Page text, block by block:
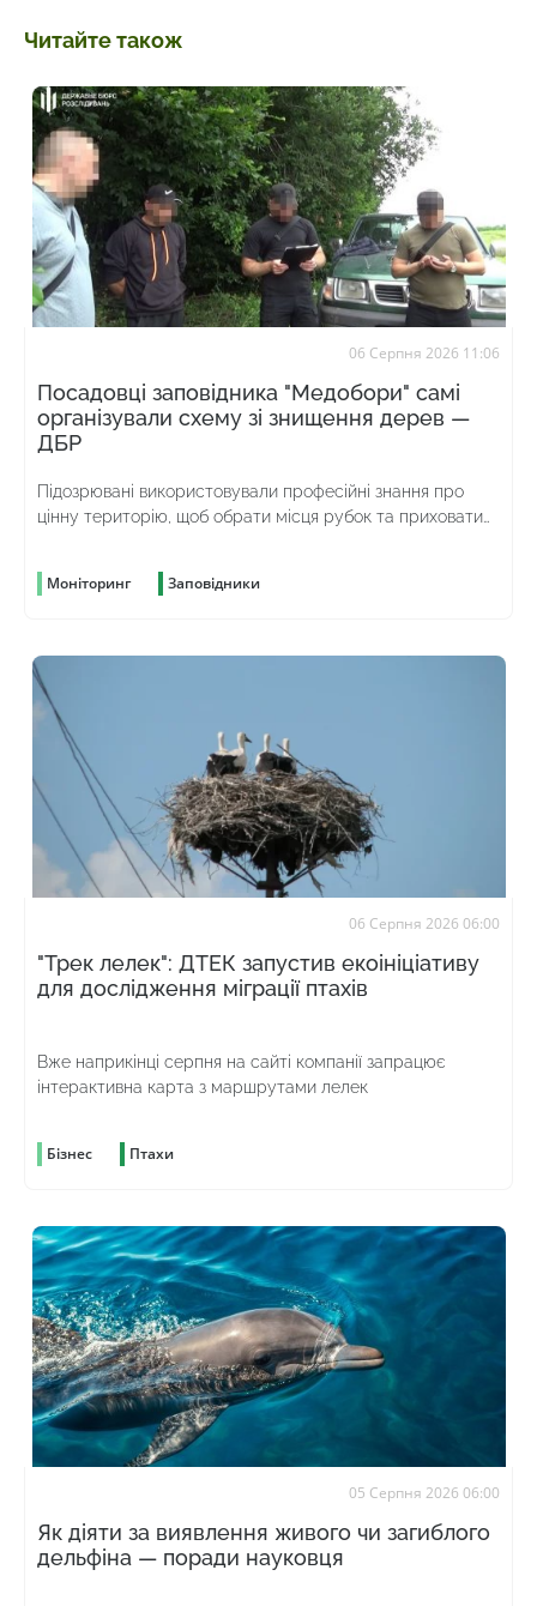
Читайте також
06 Серпня 2026 11:06
Посадовці заповідника "Медобори" самі
організували схему зі знищення дерев —
ДБР
Підозрювані використовували професійні знання про
цінну територію, щоб обрати місця рубок та приховати
Моніторинг Заповідники
06 Серпня 2026 06:00
"Трек лелек": ДТЕК запустив екоініціативу
для дослідження міграції птахів
Вже наприкінці серпня на сайті компанії запрацює
інтерактивна карта з маршрутами лелек
Бізнес Птахи
05 Серпня 2026 06:00
Як діяти за виявлення живого чи загиблого
дельфіна — поради науковця